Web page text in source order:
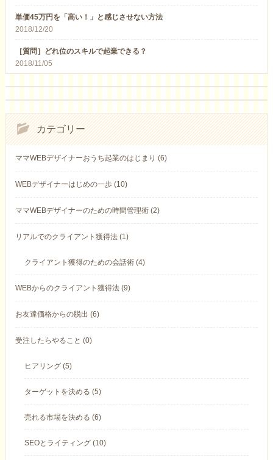
単価45万円を「高い！」と感じさせない方法
2018/12/20
［質問］どれ位のスキルで起業できる？
2018/11/05
カテゴリー
ママWEBデザイナーおうち起業のはじまり (6)
WEBデザイナーはじめの一歩 (10)
ママWEBデザイナーのための時間管理術 (2)
リアルでのクライアント獲得法 (1)
クライアント獲得のための会話術 (4)
WEBからのクライアント獲得法 (9)
お友達価格からの脱出 (6)
受注したらやること (0)
ヒアリング (5)
ターゲットを決める (5)
売れる市場を決める (6)
SEOとライティング (10)